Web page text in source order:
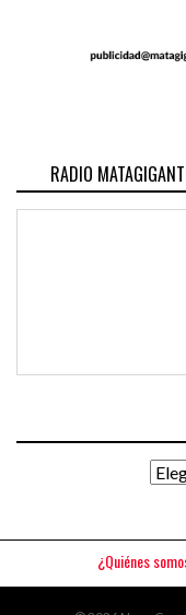
RADIO
¿Quiénes